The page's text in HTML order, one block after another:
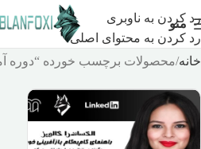
رد کردن به ناوبری
رد کردن به محتوای اصلی
منو
خانه محصولات برچسب خورده “دوره